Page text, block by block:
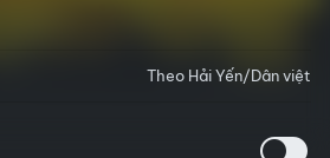
Theo Hải Yến/Dân việt